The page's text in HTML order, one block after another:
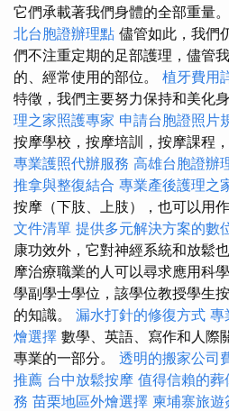
它們承載著我們身體的全部重量。
北台胞證辦理點 儘管如此，我們
們不注重定期的足部護理，儘管
的、經常使用的部位。 植牙費用
特徵，我們主要努力保持和美化
理之家照護專家 申請台胞證照片
按摩學校，按摩培訓，按摩課程
專業護照代辦服務 高雄台胞證辦
推拿與整復結合 專業產後護理之
按摩（下肢、上肢），也可以用
文件清單 提供多元解決方案的數
康功效外，它對神經系統和放鬆
摩治療職業的人可以尋求應用科
學副學士學位，該學位教授學生
的知識。 漏水打針的修復方式 專
燴選擇 數學、英語、寫作和人際
專業的一部分。 透明的搬家公司
推薦 台中放鬆按摩 值得信賴的葬
務 苗栗地區外燴選擇 柬埔寨旅遊